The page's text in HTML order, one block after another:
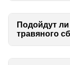
Подойдут
травяного